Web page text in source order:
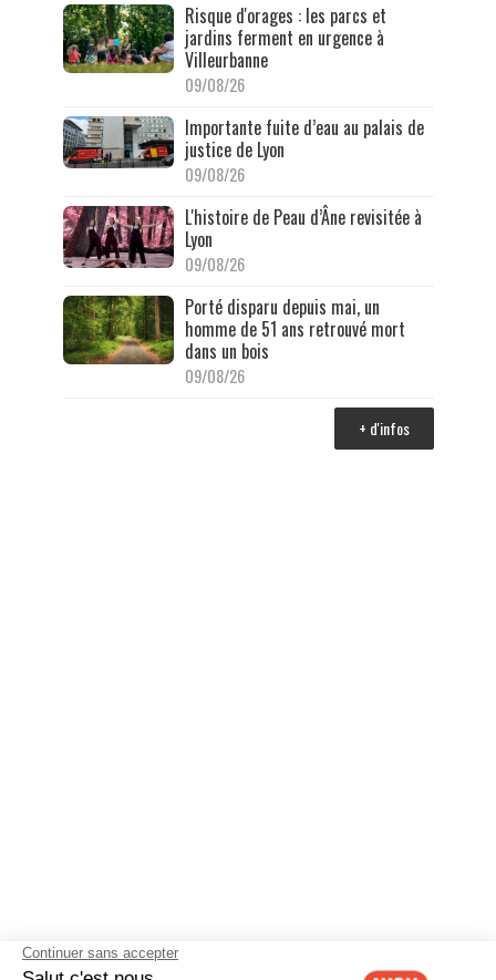
Risque d'orages : les parcs et
jardins ferment en urgence à
Villeurbanne
09/08/26
Importante fuite d’eau au palais de
justice de Lyon
09/08/26
L'histoire de Peau d’Âne revisitée à
Lyon
09/08/26
Porté disparu depuis mai, un
homme de 51 ans retrouvé mort
dans un bois
09/08/26
+ d'infos